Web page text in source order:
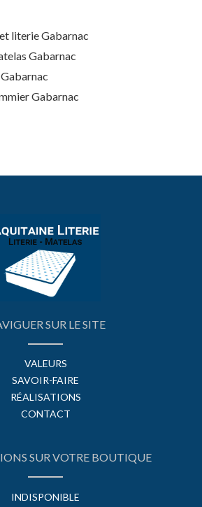
literie Gabarnac
Gabarnac
Gabarnac
SUR LE SITE
VALEURS
SAVOIR-FAIRE
RÉALISATIONS
CONTACT
SUR VOTRE BOUTIQUE
INDISPONIBLE